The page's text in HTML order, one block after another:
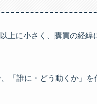
に小さく、購買の経
「誰に・どう動くか」